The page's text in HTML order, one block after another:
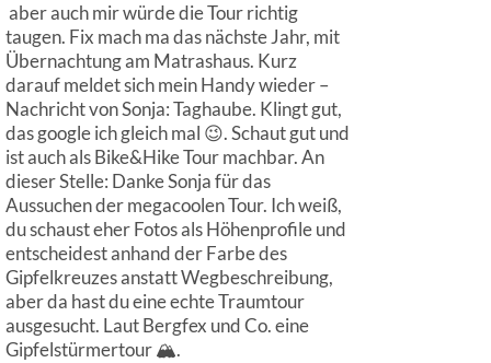
aber auch mir würde die Tour richtig
taugen. Fix mach ma das nächste Jahr, mit
Übernachtung am Matrashaus. Kurz
darauf meldet sich mein Handy wieder –
Nachricht von Sonja: Taghaube. Klingt gut,
das google ich gleich mal 😉. Schaut gut und
ist auch als Bike&Hike Tour machbar. An
dieser Stelle: Danke Sonja für das
Aussuchen der megacoolen Tour. Ich weiß,
du schaust eher Fotos als Höhenprofile und
entscheidest anhand der Farbe des
Gipfelkreuzes anstatt Wegbeschreibung,
aber da hast du eine echte Traumtour
ausgesucht. Laut Bergfex und Co. eine
Gipfelstürmertour 🏔️.